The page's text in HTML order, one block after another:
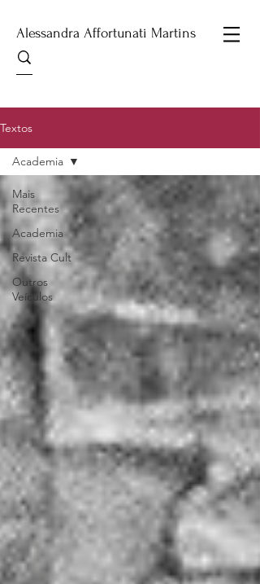
Alessandra Affortunati Martins
Textos
Mais
Recentes
Academia
Revista Cult
Outros
Veículos
Academia